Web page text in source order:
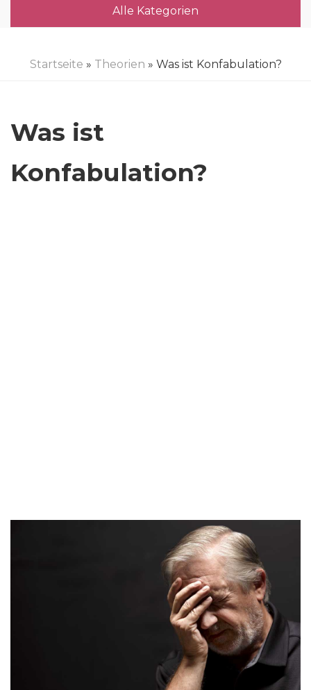
Alle Kategorien
Startseite » Theorien » Was ist Konfabulation?
Was ist
Konfabulation?